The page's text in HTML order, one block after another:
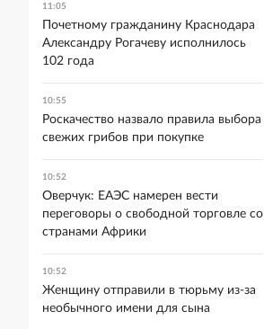
11:05
Почетному гражданину Краснодара
Александру Рогачеву исполнилось
102 года
10:55
Роскачество назвало правила выбора
свежих грибов при покупке
10:52
Оверчук: ЕАЭС намерен вести
переговоры о свободной торговле со
странами Африки
10:52
Женщину отправили в тюрьму из-за
необычного имени для сына